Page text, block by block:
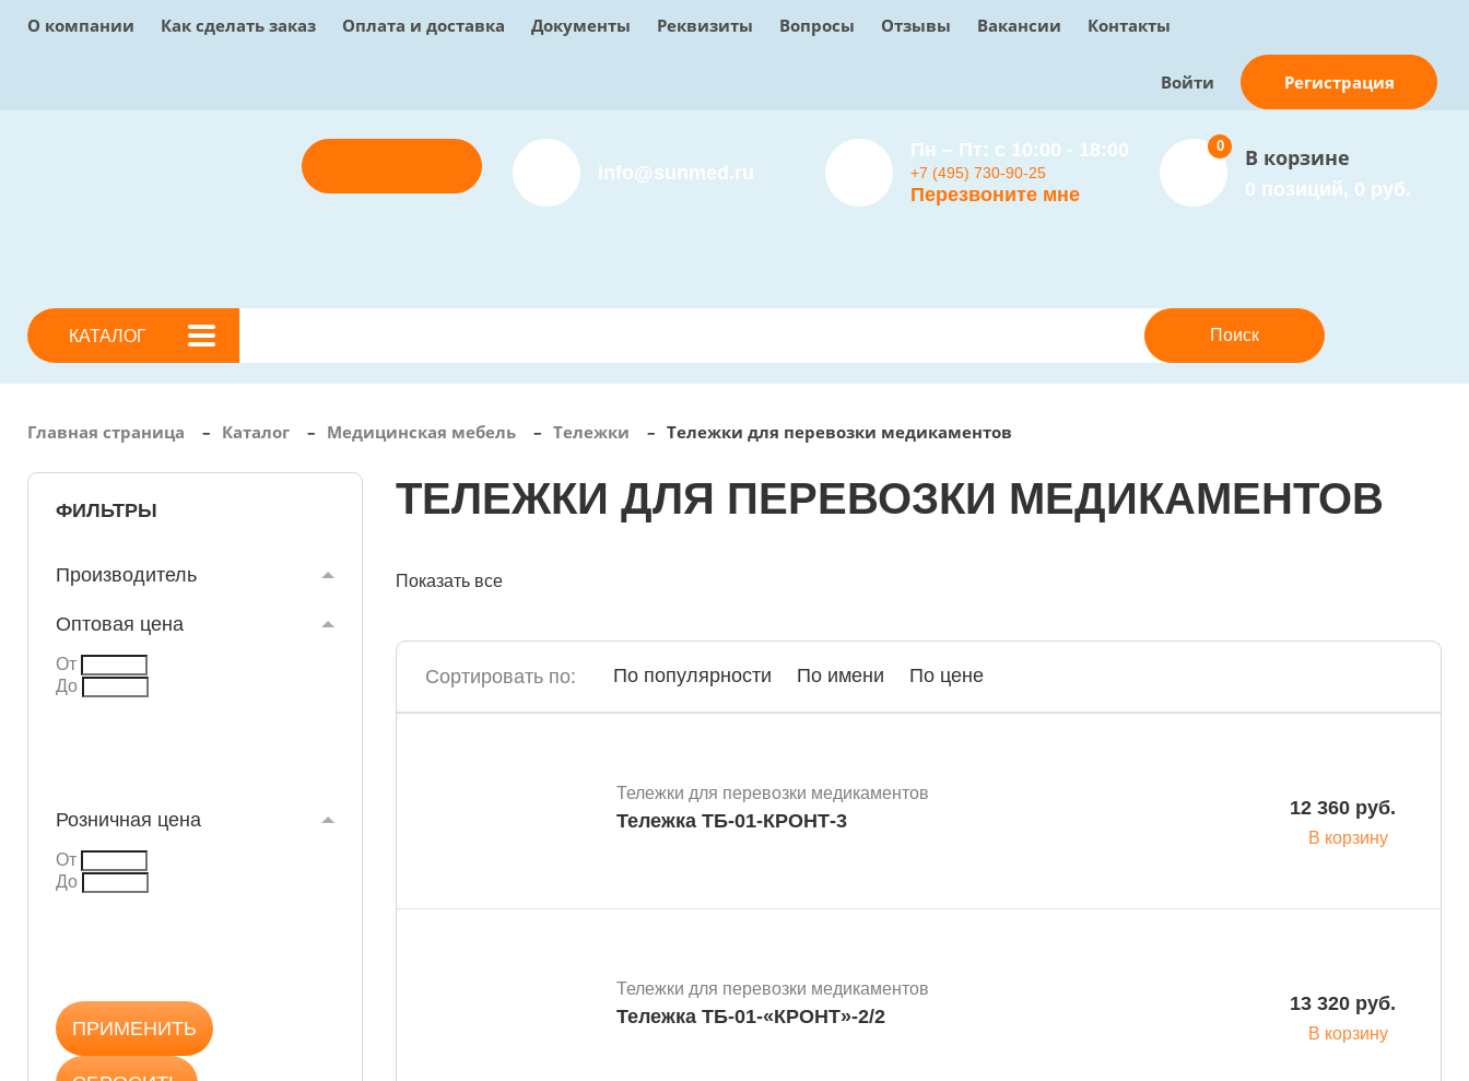
О компании Как сделать заказ Оплата и доставка Документы Реквизиты Вопросы Отзывы Вакансии Контакты
Войти Регистрация
info@sunmed.ru
Пн – Пт: с 10:00 - 18:00
+7 (495) 730-90-25
Перезвоните мне
В корзине
0 позиций, 0 руб.
0
КАТАЛОГ
Главная страница – Каталог – Медицинская мебель – Тележки – Тележки для перевозки медикаментов
ФИЛЬТРЫ
Производитель
Оптовая цена
От
До
Розничная цена
От
До
ТЕЛЕЖКИ ДЛЯ ПЕРЕВОЗКИ МЕДИКАМЕНТОВ
Показать все
Сортировать по: По популярности По имени По цене
Тележки для перевозки медикаментов
Тележка ТБ-01-КРОНТ-3
12 360 руб.
В корзину
Тележки для перевозки медикаментов
Тележка ТБ-01-«КРОНТ»-2/2
13 320 руб.
В корзину